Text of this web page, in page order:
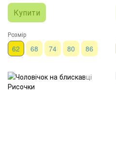
Купити
Розмір
62 68 74 80 86